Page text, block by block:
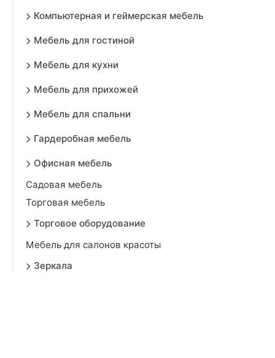
Компьютерная и геймерская мебель
Мебель для гостиной
Мебель для кухни
Мебель для прихожей
Мебель для спальни
Гардеробная мебель
Офисная мебель
Садовая мебель
Торговая мебель
Торговое оборудование
Мебель для салонов красоты
Зеркала